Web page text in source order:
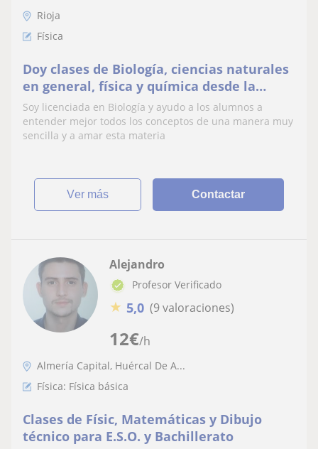
Rioja
Física
Doy clases de Biología, ciencias naturales
en general, física y química desde la
primaria hasta el bachillerato. Doy clases
de inglés a nivel de primaria y secundaria
Soy licenciada en Biología y ayudo a los alumnos a
entender mejor todos los conceptos de una manera muy
sencilla y a amar esta materia
ver más Contactar
12€/h
Alejandro
Profesor Verificado
★ 5,0 (9 valoraciones)
Almería Capital, Huércal De A...
Física: Física básica
Clases de Físic, Matemáticas y Dibujo
técnico para E.S.O. y Bachillerato